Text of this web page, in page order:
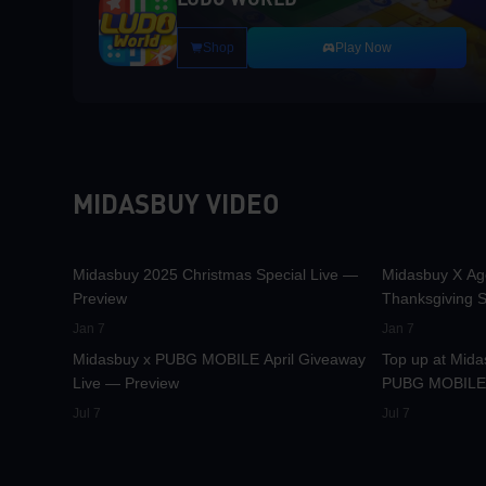
Shop Play Now
MIDASBUY VIDEO
Midasbuy 2025 Christmas Special Live —
Preview
Jan 7
Midasbuy X
Thanksgiving
Jan 7
42.2K
Midasbuy x PUBG MOBILE April Giveaway
Live — Preview
Jul 7
36.9K
Top up at
PUBG
rewards!
Jul 7